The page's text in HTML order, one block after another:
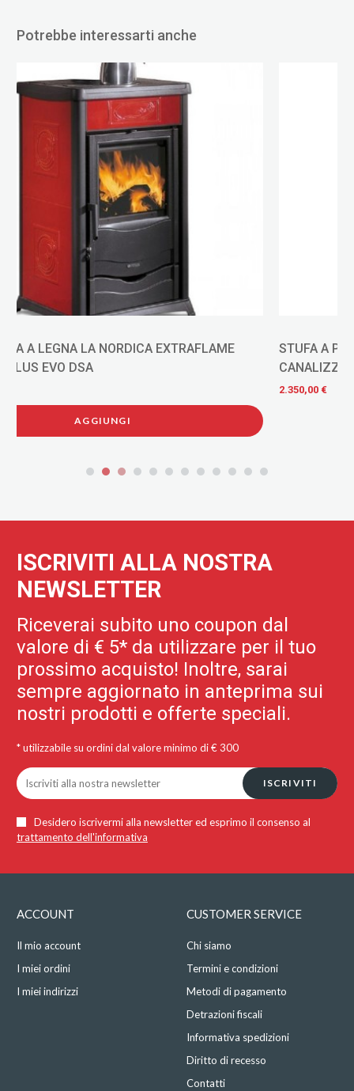
Potrebbe interessarti anche
STUFA A PELLET MAGMA MAYON AD ARIA
CANALIZZATA 16 KW BORDEAUX/BIANCA/GRIGIA
ISCRIVITI ALLA NOSTRA
NEWSLETTER
Riceverai subito uno coupon dal
valore di € 5* da utilizzare per il tuo
prossimo acquisto! Inoltre, sarai
sempre aggiornato in anteprima sui
nostri prodotti e offerte speciali.
* utilizzabile su ordini dal valore minimo di € 300
ISCRIVITI
Desidero iscrivermi alla newsletter ed esprimo il consenso al
trattamento dell'informativa
ACCOUNT
Il mio account
I miei ordini
I miei indirizzi
CUSTOMER SERVICE
Chi siamo
Termini e condizioni
Metodi di pagamento
Detrazioni fiscali
Informativa spedizioni
Diritto di recesso
Contatti